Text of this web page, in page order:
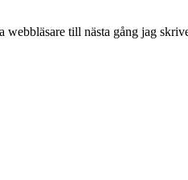
webbläsare till nästa gång jag